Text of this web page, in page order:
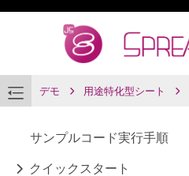
デモ 用途特化型シート
サンプルコード実行手順
クイックスタート